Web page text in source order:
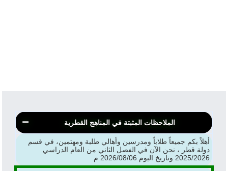
الملاحظات المثبتة في المناهج القطرية
أهلاً بكم جميعاً طلاباً ومدرسين وأهالي طلبة ومهتمين، في قسم
دولة قطر ، نحن الآن في الفصل الثاني من العام الدراسي
2025/2026 وتاريخ اليوم 2026/08/06 م